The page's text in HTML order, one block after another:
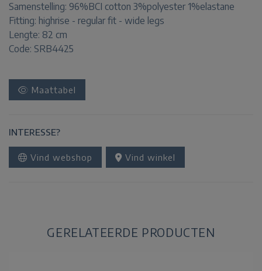
Samenstelling: 96%BCI cotton 3%polyester 1%elastane
Fitting: highrise - regular fit - wide legs
Lengte: 82 cm
Code: SRB4425
Maattabel
INTERESSE?
Vind webshop Vind winkel
GERELATEERDE PRODUCTEN